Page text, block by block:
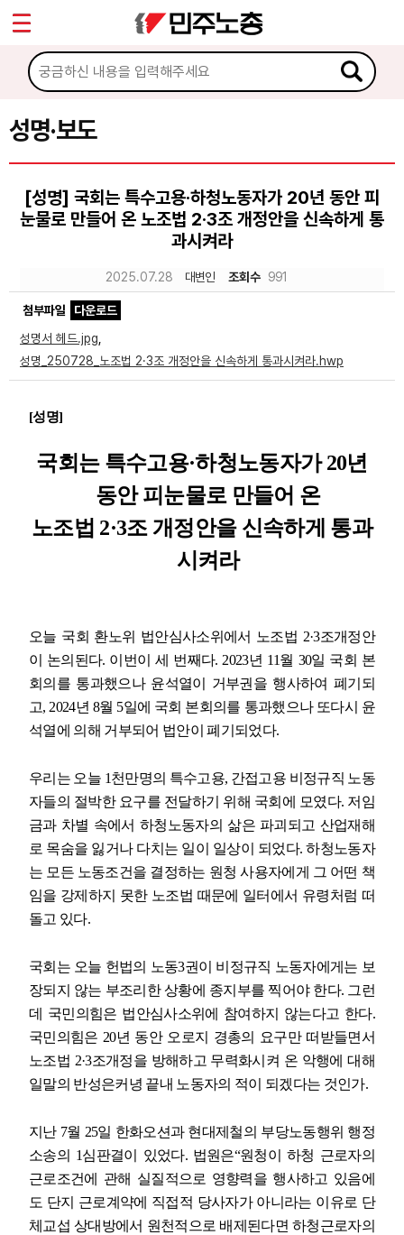
성명·보도
[성명] 국회는 특수고용·하청노동자가 20년 동안 피
눈물로 만들어 온 노조법 2·3조 개정안을 신속하게 통
과시켜라
2025.07.28 대변인 조회수 991
첨부파일
다운로드
성명서 헤드.jpg
성명_250728_노조법 2·3조 개정안을 신속하게 통과시켜라.hwp
[성명]
국회는 특수고용·하청노동자가20년
동안 피눈물로 만들어 온
노조법 2·3조 개정안을 신속하게 통과
시켜라
오늘 국회 환노위 법안심사소위에서 노조법 2·3조개정안
이 논의된다. 이번이 세 번째다. 2023년 11월 30일 국회 본
회의를 통과했으나 윤석열이 거부권을 행사하여 폐기되
고, 2024년 8월 5일에 국회 본회의를 통과했으나 또다시 윤
석열에 의해 거부되어 법안이 폐기되었다.
우리는 오늘 1천만명의 특수고용, 간접고용 비정규직 노동
자들의 절박한 요구를 전달하기 위해 국회에 모였다. 저임
금과 차별 속에서 하청노동자의 삶은 파괴되고 산업재해
로 목숨을 잃거나 다치는 일이 일상이 되었다.하청노동자
는 모든 노동조건을 결정하는 원청 사용자에게 그 어떤 책
임을 강제하지 못한 노조법 때문에 일터에서 유령처럼 떠
돌고 있다.
국회는 오늘 헌법의 노동3권이 비정규직 노동자에게는 보
장되지 않는 부조리한 상황에 종지부를 찍어야 한다. 그런
데 국민의힘은 법안심사소위에 참여하지 않는다고 한다.
국민의힘은 20년 동안 오로지 경총의 요구만 떠받들면서
노조법 2·3조개정을 방해하고 무력화시켜 온 악행에 대해
일말의 반성은커녕 끝내 노동자의 적이 되겠다는 것인가.
지난 7월 25일 한화오션과 현대제철의 부당노동행위 행정
소송의 1심판결이 있었다. 법원은“원청이 하청 근로자의
근로조건에 관해 실질적으로 영향력을 행사하고 있음에
도 단지 근로계약에 직접적 당사자가 아니라는 이유로 단
체교섭 상대방에서 원천적으로 배제된다면 하청근로자의
마이페이지
소개
소식
공지사항
성명·보도
노동상담
자료
Sketchbook5, 스케치북5
Sketchbook5, 스케치북5